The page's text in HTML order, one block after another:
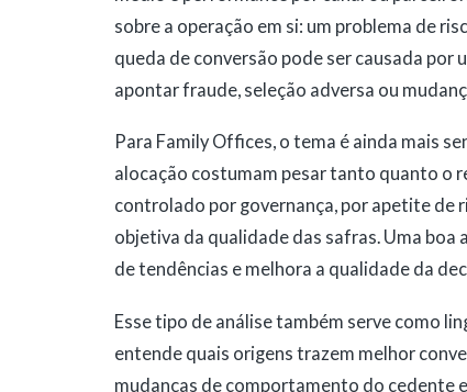
sobre a operação em si: um problema de
queda de conversão pode ser causada
apontar fraude, seleção adversa ou
Para Family Offices, o tema é ainda mais
alocação costumam pesar tanto quanto o
controlado por governança, por apetite de
objetiva da qualidade das safras. Uma boa
de tendências e melhora a qualidade da
Esse tipo de análise também serve como
entende quais origens trazem melhor
mudanças de comportamento do cedente